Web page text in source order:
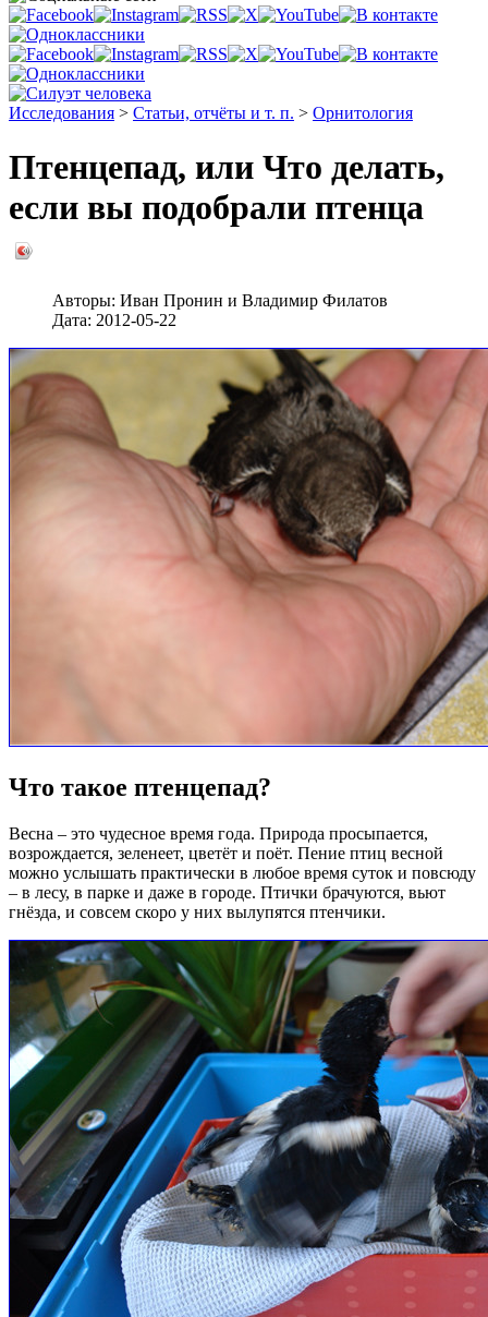
Исследования > Статьи, отчёты и т. п. > Орнитология
Птенцепад, или Что делать,
если вы подобрали птенца
Авторы: Иван Пронин и Владимир Филатов
Дата: 2012-05-22
Что такое птенцепад?
Весна – это чудесное время года. Природа просыпается,
возрождается, зеленеет, цветёт и поёт. Пение птиц весной
можно услышать практически в любое время суток и повсюду
– в лесу, в парке и даже в городе. Птички брачуются, вьют
гнёзда, и совсем скоро у них вылупятся птенчики.